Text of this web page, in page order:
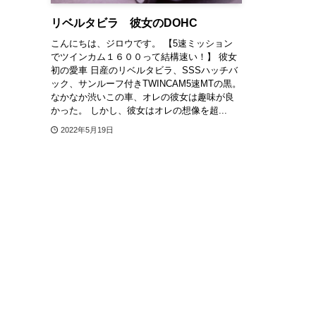
リベルタビラ 彼女のDOHC
こんにちは、ジロウです。 【5速ミッション
でツインカム１６００って結構速い！】 彼女
初の愛車 日産のリベルタビラ、SSSハッチバ
ック、サンルーフ付きTWINCAM5速MTの黒。
なかなか渋いこの車、オレの彼女は趣味が良
かった。 しかし、彼女はオレの想像を超...
2022年5月19日